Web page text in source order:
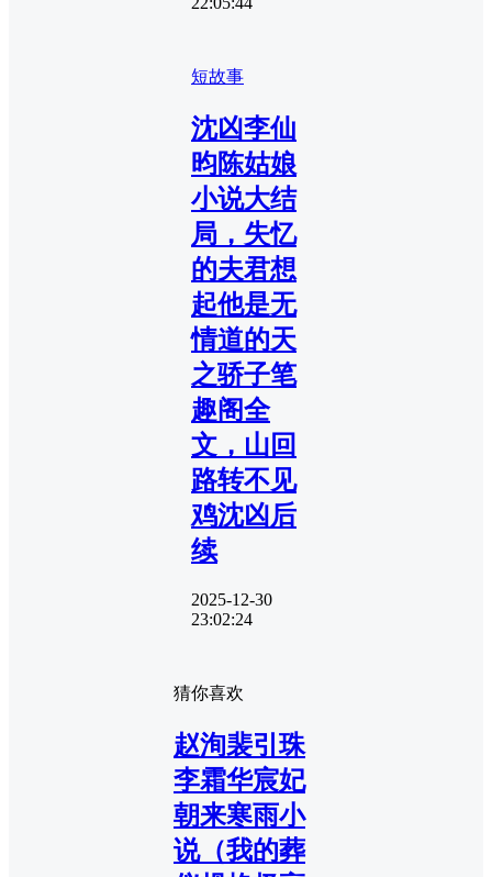
短故事
沈凶李仙
昀陈姑娘
小说大结
局，失忆
的夫君想
起他是无
情道的天
之骄子笔
趣阁全
文，山回
路转不见
鸡沈凶后
续
2025-12-30
23:02:24
猜你喜欢
赵洵裴引珠
李霜华宸妃
朝来寒雨小
说（我的葬